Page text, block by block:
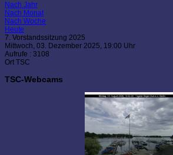
Nach Jahr
Nach Monat
Nach Woche
Heute
7. Vorstandssitzung 2025
Mittwoch, 03. Dezember 2025, 19:00 Uhr
Aufrufe : 3108
Ort TSC
TSC-Webcams